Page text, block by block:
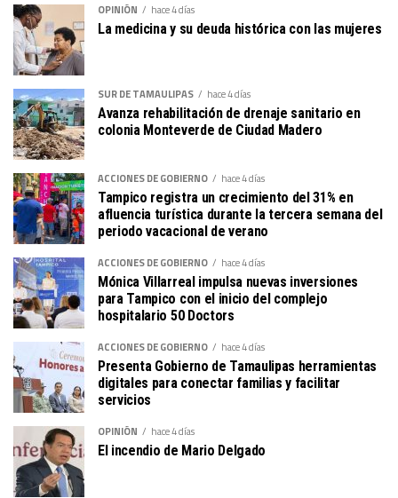
OPINIÓN hace 4 días
La medicina y su deuda histórica con las mujeres
SUR DE TAMAULIPAS hace 4 días
Avanza rehabilitación de drenaje sanitario en
colonia Monteverde de Ciudad Madero
ACCIONES DE GOBIERNO hace 4 días
Tampico registra un crecimiento del 31% en
afluencia turística durante la tercera semana del
periodo vacacional de verano
ACCIONES DE GOBIERNO hace 4 días
Mónica Villarreal impulsa nuevas inversiones
para Tampico con el inicio del complejo
hospitalario 50 Doctors
ACCIONES DE GOBIERNO hace 4 días
Presenta Gobierno de Tamaulipas herramientas
digitales para conectar familias y facilitar
servicios
OPINIÓN hace 4 días
El incendio de Mario Delgado